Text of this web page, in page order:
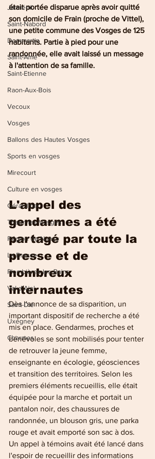
Jarménil
Saint-Nabord
Dommartin
Saint-Amé
Saint-Etienne
Raon-Aux-Bois
Vecoux
Vosges
Ballons des Hautes Vosges
Sports en vosges
Mirecourt
Culture en vosges
Gérardmer
Thaon-les-Vosges
Région de Nancy
La Bresse
Plombières-les-Bains
Val-d'Ajol
Saint-Dié
Uxegney
Charmes
était portée disparue après avoir quitté
son domicile de Frain (proche de Vittel),
une petite commune des Vosges de 125
habitants. Partie à pied pour une
randonnée, elle avait laissé un message
à l'attention de sa famille.
L'appel des
gendarmes a été
partagé par toute la
presse et de
nombreux
internautes
Dès l'annonce de sa disparition, un
important dispositif de recherche a été
mis en place. Gendarmes, proches et
bénévoles se sont mobilisés pour tenter
de retrouver la jeune femme,
enseignante en écologie, géosciences
et transition des territoires. Selon les
premiers éléments recueillis, elle était
équipée pour la marche et portait un
pantalon noir, des chaussures de
randonnée, un blouson gris, une parka
rouge et avait emporté son sac à dos.
Un appel à témoins avait été lancé dans
l'espoir de recueillir des informations